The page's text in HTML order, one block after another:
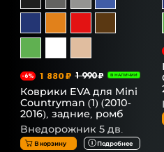
-6% 1 880 ₽ 1 990 ₽ В НАЛИЧИИ
Коврики EVA для Mini
Countryman (1) (2010-
2016), задние, ромб
Внедорожник 5 дв.
В корзину Подробнее